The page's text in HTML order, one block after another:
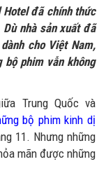
Hotel đã chính thức
nhà sản xuất đã
cho Việt Nam,
bộ phim vẫn không
Trung Quốc và
bộ phim kinh dị
11. Nhưng những
mãn được những